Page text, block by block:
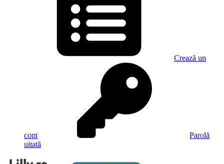
Crează un
cont
Parolă
uitată